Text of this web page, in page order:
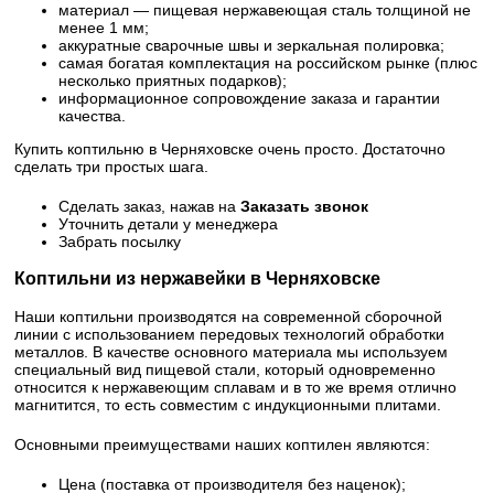
материал — пищевая нержавеющая сталь толщиной не
менее 1 мм;
аккуратные сварочные швы и зеркальная полировка;
самая богатая комплектация на российском рынке (плюс
несколько приятных подарков);
информационное сопровождение заказа и гарантии
качества.
Купить коптильню в Черняховске очень просто. Достаточно
сделать три простых шага.
Сделать заказ, нажав наЗаказать звонок
Уточнить детали у менеджера
Забрать посылку
Коптильни из нержавейки в Черняховске
Наши коптильни производятся на современной сборочной
линии с использованием передовых технологий обработки
металлов. В качестве основного материала мы используем
специальный вид пищевой стали, который одновременно
относится к нержавеющим сплавам и в то же время отлично
магнитится, то есть совместим с индукционными плитами.
Основными преимуществами наших коптилен являются:
Цена (поставка от производителя без наценок);